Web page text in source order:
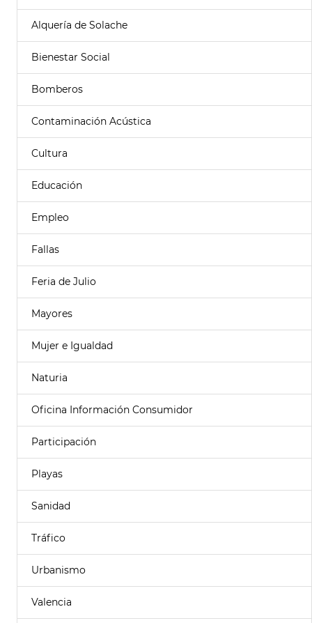
Alquería de Solache
Bienestar Social
Bomberos
Contaminación Acústica
Cultura
Educación
Empleo
Fallas
Feria de Julio
Mayores
Mujer e Igualdad
Naturia
Oficina Información Consumidor
Participación
Playas
Sanidad
Tráfico
Urbanismo
Valencia